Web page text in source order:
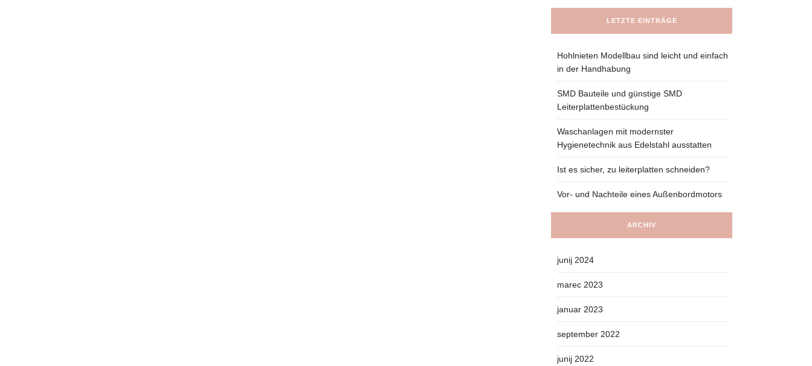
LETZTE EINTRÄGE
Hohlnieten Modellbau sind leicht und einfach
in der Handhabung
SMD Bauteile und günstige SMD
Leiterplattenbestückung
Waschanlagen mit modernster
Hygienetechnik aus Edelstahl ausstatten
Ist es sicher, zu leiterplatten schneiden?
Vor- und Nachteile eines Außenbordmotors
ARCHIV
junij 2024
marec 2023
januar 2023
september 2022
junij 2022